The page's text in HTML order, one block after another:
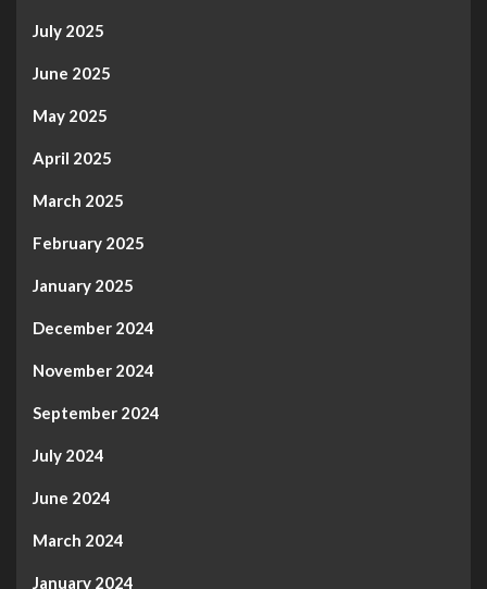
July 2025
June 2025
May 2025
April 2025
March 2025
February 2025
January 2025
December 2024
November 2024
September 2024
July 2024
June 2024
March 2024
January 2024